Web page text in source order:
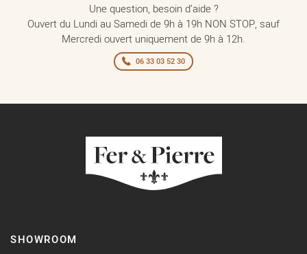
Une question, besoin d’aide ?
Ouvert du Lundi au Samedi de 9h à 19h NON STOP, sauf
Mercredi ouvert uniquement de 9h à 12h.
06 33 03 52 30
SHOWROOM